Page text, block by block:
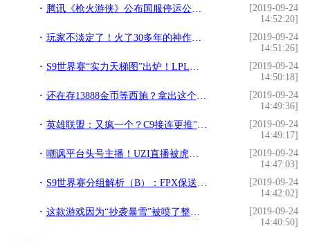
腾讯《枪火游侠》公布国服停运公告 11月30日正式关服
[2019-09-24
14:52:20]
玩家不淡定了！火了30多年的神作改成手游，40小时登上排行榜第一
[2019-09-24
14:51:26]
S9世界赛“实力天梯图”出炉！LPL三队均排名T1，网友评价扎心了
[2019-09-24
14:50:18]
还在存13888金币等西施？拿出这个坦克，让他化身“黑屏法师”
[2019-09-24
14:49:36]
英雄联盟：又疯一个？C9接连更推"庆祝"——这个A组也太爽了吧
[2019-09-24
14:49:17]
嘲讽平台头号主播！UZI直播被虎牙起侮辱标题：电竞巨婴简自豪
[2019-09-24
14:47:03]
S9世界赛分组解析（B）：FPX保送四强？周杰伦队伍或能进八强
[2019-09-24
14:42:02]
这款游戏因为“抄袭暴雪”被喷了整整五年，腾讯代理都没能救活它
[2019-09-24
14:40:50]